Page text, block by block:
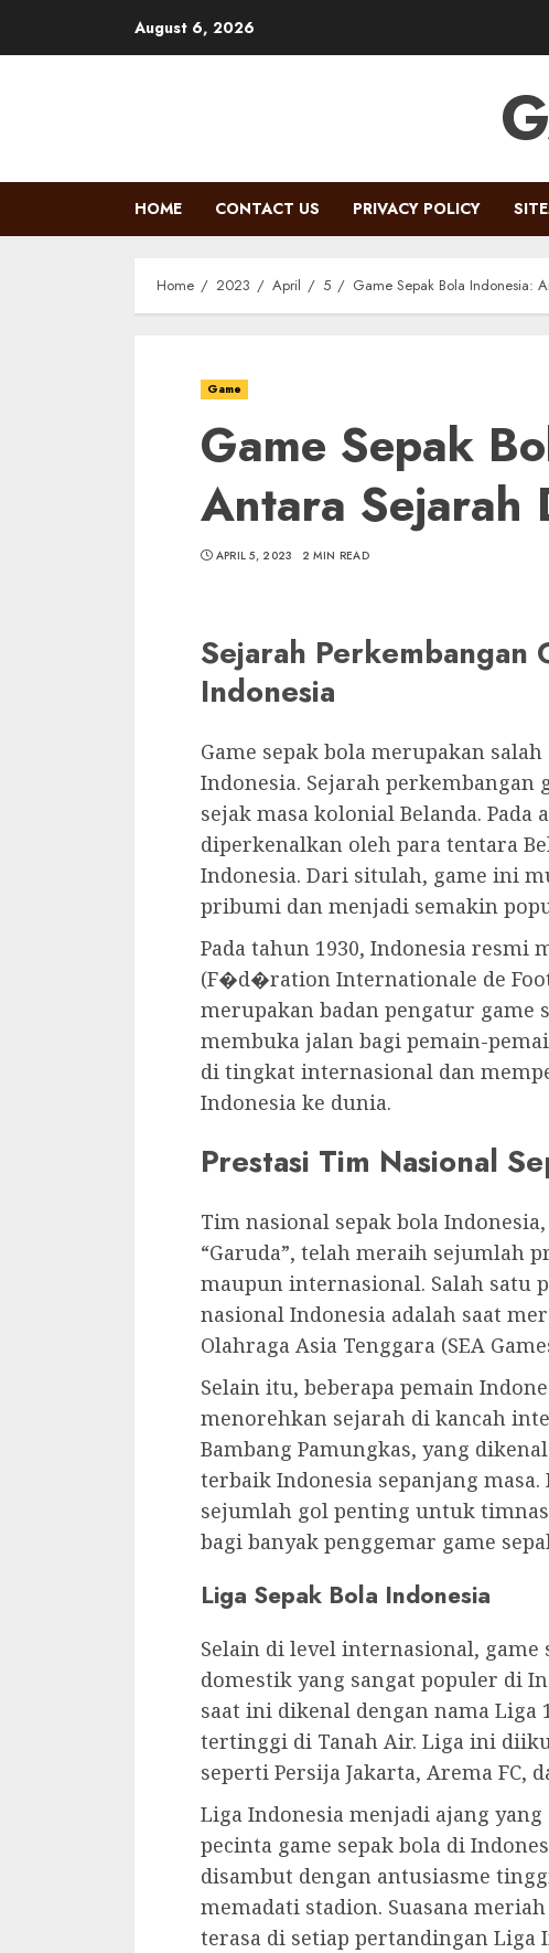
August 6, 2026
HOME CONTACT US PRIVACY POLICY
Home 2023 April 5 Game Sepak Bola Indonesia:
Game
Game Sepak
Antara Sejarah
APRIL 5, 2023 2 MIN READ
Sejarah Perkembangan
Indonesia
Game sepak bola merupakan
Indonesia. Sejarah
sejak masa kolonial Belanda. Pada
diperkenalkan oleh para tentara
Indonesia. Dari situlah, game ini
pribumi dan menjadi semakin
Pada tahun 1930, Indonesia resmi
(F�d�ration Internationale de
merupakan badan pengatur game
membuka jalan bagi pemain-
di tingkat internasional dan
Indonesia ke dunia.
Prestasi Tim Nasional
Tim nasional sepak bola
“Garuda”, telah meraih sejumlah
maupun internasional. Salah satu
nasional Indonesia adalah saat
Olahraga Asia Tenggara (SEA
Selain itu, beberapa pemain
menorehkan sejarah di kancah
Bambang Pamungkas, yang
terbaik Indonesia sepanjang
sejumlah gol penting untuk
bagi banyak penggemar game
Liga Sepak Bola Indonesia
Selain di level internasional,
domestik yang sangat populer di
saat ini dikenal dengan nama
tertinggi di Tanah Air. Liga ini
seperti Persija Jakarta, Arema FC,
Liga Indonesia menjadi ajang
pecinta game sepak bola di
disambut dengan antusiasme
memadati stadion. Suasana
terasa di setiap pertandingan Liga